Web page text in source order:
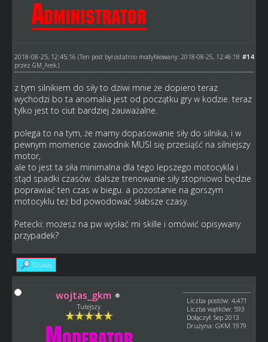
#14
2018-08-25, 12:45:16 (Ten post był ostatnio modyfikowany: 2018-08-25, 12:46:18
przez GM_Arek.)
z tym silnikiem do siły to dziwi mnie że dopiero teraz
wychodzi bo ta anomalia jest od początku gry w kodzie. teraz
tylko jest to ciut bardziej zauważalne.
polega to na tym, że mamy dopasowanie siły do silnika, i w
pewnym momencie zawodnik MUSI się przesiąść na silniejszy
motor,
ale to jest ta siła minimalna dla tego lepszego motocykla i
stąd spadki czasów. dalsze trenowanie siły stopniowo będzie
poprawiać ten czas w biegu. a pozostanie na gorszym
motocyklu też bd powodować słabsze czasy.
Petecki: możesz na pw wysłać mi skille i omówić opisywany
przypadek?
Szukaj
wojtas_gkm
Tutejszy
Liczba postów: 4,471
Liczba wątków: 593
Dołączył: Sep 2013
Drużyna: GKM 1979